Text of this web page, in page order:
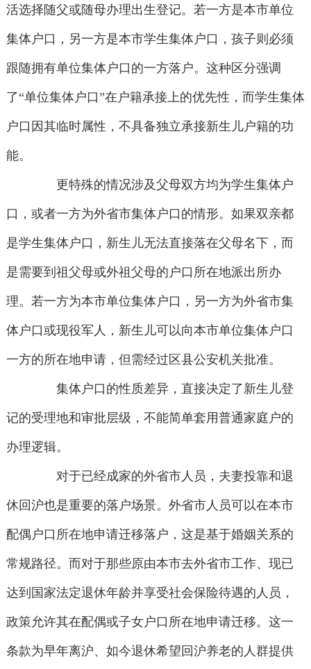
活选择随父或随母办理出生登记。若一方是本市单位
集体户口，另一方是本市学生集体户口，孩子则必须
跟随拥有单位集体户口的一方落户。这种区分强调
了“单位集体户口”在户籍承接上的优先性，而学生集体
户口因其临时属性，不具备独立承接新生儿户籍的功
能。
更特殊的情况涉及父母双方均为学生集体户
口，或者一方为外省市集体户口的情形。如果双亲都
是学生集体户口，新生儿无法直接落在父母名下，而
是需要到祖父母或外祖父母的户口所在地派出所办
理。若一方为本市单位集体户口，另一方为外省市集
体户口或现役军人，新生儿可以向本市单位集体户口
一方的所在地申请，但需经过区县公安机关批准。
集体户口的性质差异，直接决定了新生儿登
记的受理地和审批层级，不能简单套用普通家庭户的
办理逻辑。
对于已经成家的外省市人员，夫妻投靠和退
休回沪也是重要的落户场景。外省市人员可以在本市
配偶户口所在地申请迁移落户，这是基于婚姻关系的
常规路径。而对于那些原由本市去外省市工作、现已
达到国家法定退休年龄并享受社会保险待遇的人员，
政策允许其在配偶或子女户口所在地申请迁移。这一
条款为早年离沪、如今退休希望回沪养老的人群提供